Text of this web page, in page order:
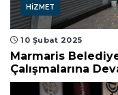
HIZMET
10 Şubat 2025
Marmaris
Çalışmalarına